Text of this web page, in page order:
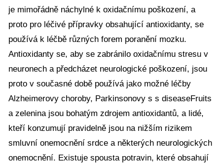
je mimořádně náchylné k oxidačnímu poškození, a
proto pro léčivé přípravky obsahující antioxidanty, se
používá k léčbě různých forem poranění mozku.
Antioxidanty se, aby se zabránilo oxidačnímu stresu v
neuronech a předcházet neurologické poškození, jsou
proto v současné době používá jako možné léčby
Alzheimerovy choroby, Parkinsonovy s s diseaseFruits
a zelenina jsou bohatým zdrojem antioxidantů, a lidé,
kteří konzumují pravidelně jsou na nižším rizikem
smluvní onemocnění srdce a některých neurologických
onemocnění. Existuje spousta potravin, které obsahují